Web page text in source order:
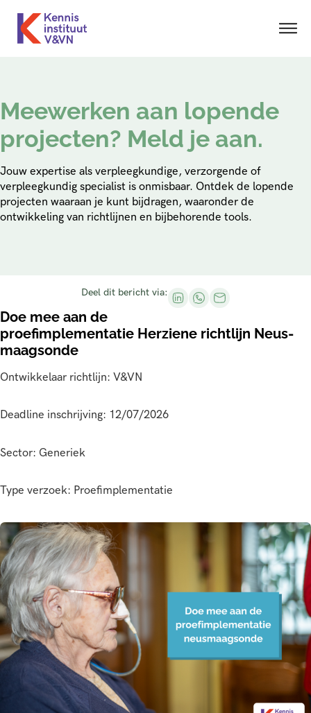
Meewerken aan lopende
projecten? Meld je aan.
Jouw expertise als verpleegkundige, verzorgende of
verpleegkundig specialist is onmisbaar. Ontdek de lopende
projecten waaraan je kunt bijdragen, waaronder de
ontwikkeling van richtlijnen en bijbehorende tools.
Deel dit bericht via:
Doe mee aan de
proefimplementatie Herziene richtlijn Neus-
maagsonde
Ontwikkelaar richtlijn: V&VN
Deadline inschrijving: 12/07/2026
Sector: Generiek
Type verzoek: Proefimplementatie